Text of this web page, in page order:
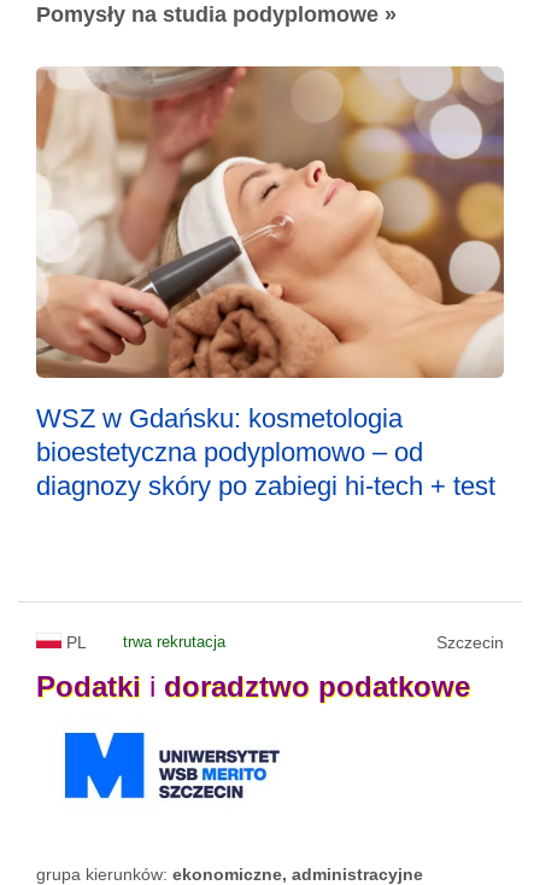
Pomysły na studia podyplomowe »
WSZ w Gdańsku: kosmetologia
bioestetyczna podyplomowo – od
diagnozy skóry po zabiegi hi-tech + test
PL trwa rekrutacja Szczecin
Podatki i doradztwo podatkowe
grupa kierunków: ekonomiczne, administracyjne